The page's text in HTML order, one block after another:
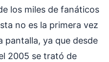
los miles de fanáticos
no es la primera vez
pantalla, ya que desde
2005 se trató de